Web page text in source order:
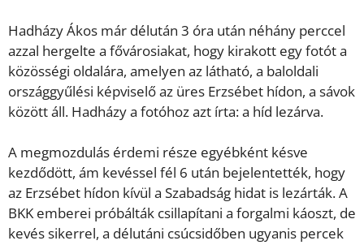
Hadházy Ákos már délután 3 óra után néhány perccel
azzal hergelte a fővárosiakat, hogy kirakott egy fotót a
közösségi oldalára, amelyen az látható, a baloldali
országgyűlési képviselő az üres Erzsébet hídon, a sávok
között áll. Hadházy a fotóhoz azt írta: a híd lezárva.
A megmozdulás érdemi része egyébként késve
kezdődött, ám kevéssel fél 6 után bejelentették, hogy
az Erzsébet hídon kívül a Szabadság hidat is lezárták. A
BKK emberei próbálták csillapítani a forgalmi káoszt, de
kevés sikerrel, a délutáni csúcsidőben ugyanis percek